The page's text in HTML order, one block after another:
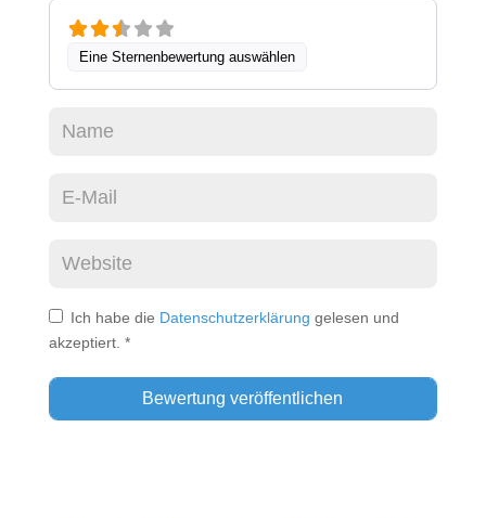
Eine Sternenbewertung auswählen
Ich habe die Datenschutzerklärung gelesen und
akzeptiert. *